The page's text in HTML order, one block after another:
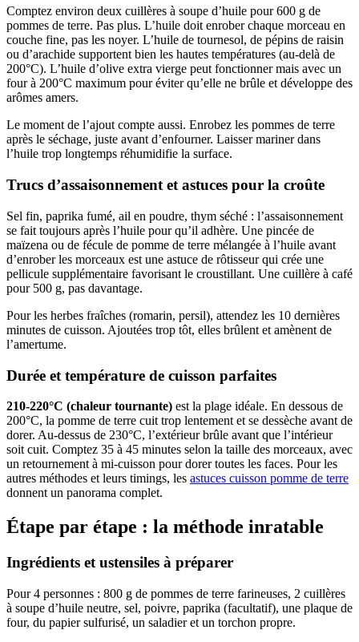
Comptez environ deux cuillères à soupe d’huile pour 600 g de
pommes de terre. Pas plus. L’huile doit enrober chaque morceau en
couche fine, pas les noyer. L’huile de tournesol, de pépins de raisin
ou d’arachide supportent bien les hautes températures (au-delà de
200°C). L’huile d’olive extra vierge peut fonctionner mais avec un
four à 200°C maximum pour éviter qu’elle ne brûle et développe des
arômes amers.
Le moment de l’ajout compte aussi. Enrobez les pommes de terre
après le séchage, juste avant d’enfourner. Laisser mariner dans
l’huile trop longtemps réhumidifie la surface.
Trucs d’assaisonnement et astuces pour la croûte
Sel fin, paprika fumé, ail en poudre, thym séché : l’assaisonnement
se fait toujours après l’huile pour qu’il adhère. Une pincée de
maïzena ou de fécule de pomme de terre mélangée à l’huile avant
d’enrober les morceaux est une astuce de rôtisseur qui crée une
pellicule supplémentaire favorisant le croustillant. Une cuillère à café
pour 500 g, pas davantage.
Pour les herbes fraîches (romarin, persil), attendez les 10 dernières
minutes de cuisson. Ajoutées trop tôt, elles brûlent et amènent de
l’amertume.
Durée et température de cuisson parfaites
210-220°C (chaleur tournante) est la plage idéale. En dessous de
200°C, la pomme de terre cuit trop lentement et se dessèche avant de
dorer. Au-dessus de 230°C, l’extérieur brûle avant que l’intérieur
soit cuit. Comptez 35 à 45 minutes selon la taille des morceaux, avec
un retournement à mi-cuisson pour dorer toutes les faces. Pour les
autres méthodes et leurs timings, les astuces cuisson pomme de terre
donnent un panorama complet.
Étape par étape : la méthode inratable
Ingrédients et ustensiles à préparer
Pour 4 personnes : 800 g de pommes de terre farineuses, 2 cuillères
à soupe d’huile neutre, sel, poivre, paprika (facultatif), une plaque de
four, du papier sulfurisé, un saladier et un torchon propre.